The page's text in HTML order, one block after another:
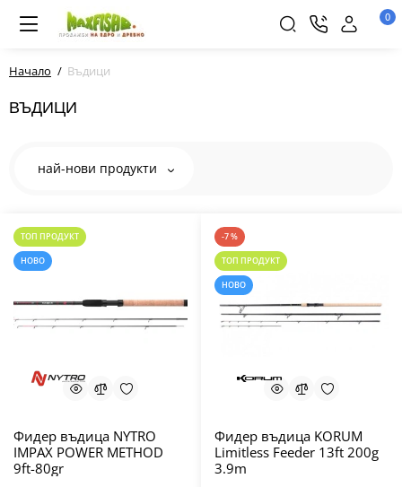
0
Начало Въдици
ВЪДИЦИ
най-нови продукти
ТОП ПРОДУКТ
НОВО
Фидер въдица NYTRO
IMPAX POWER METHOD
9ft-80gr
-7 %
ТОП ПРОДУКТ
НОВО
Фидер въдица KORUM
Limitless Feeder 13ft 200g
3.9m